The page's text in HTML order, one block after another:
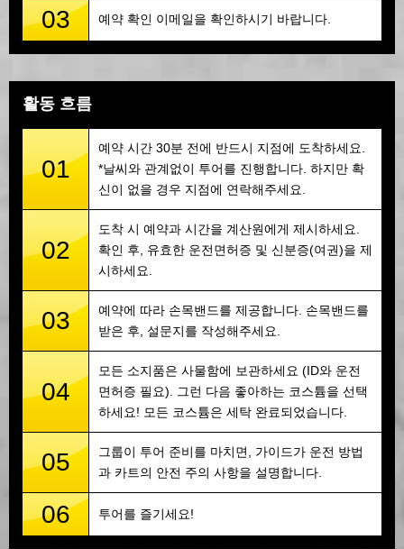
03 예약 확인 이메일을 확인하시기 바랍니다.
활동 흐름
01
예약 시간 30분 전에 반드시 지점에 도착하세요.
*날씨와 관계없이 투어를 진행합니다. 하지만 확
신이 없을 경우 지점에 연락해주세요.
02
도착 시 예약과 시간을 계산원에게 제시하세요.
확인 후, 유효한 운전면허증 및 신분증(여권)을 제
시하세요.
03
예약에 따라 손목밴드를 제공합니다. 손목밴드를
받은 후, 설문지를 작성해주세요.
04
모든 소지품은 사물함에 보관하세요 (ID와 운전
면허증 필요). 그런 다음 좋아하는 코스튬을 선택
하세요! 모든 코스튬은 세탁 완료되었습니다.
05
그룹이 투어 준비를 마치면, 가이드가 운전 방법
과 카트의 안전 주의 사항을 설명합니다.
06 투어를 즐기세요!